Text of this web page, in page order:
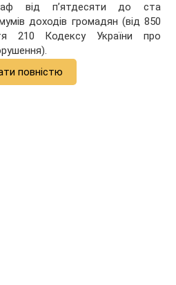
від п’ятдесяти до ста
доходів громадян (від 850
210 Кодексу України про
повністю